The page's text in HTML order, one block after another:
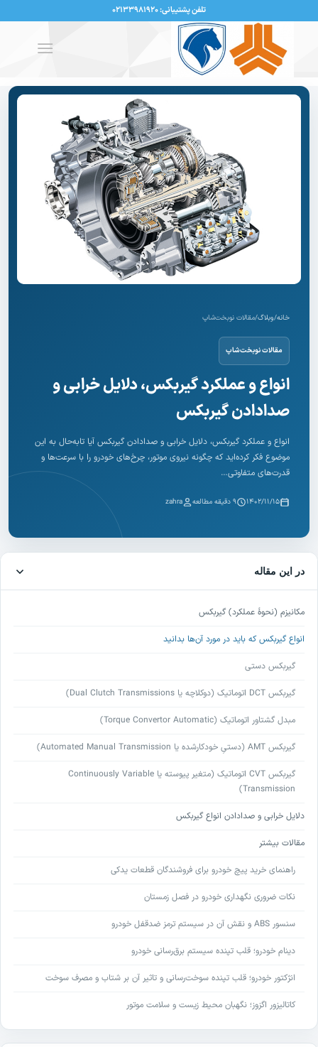
تلفن پشتیبانی: ۰۲۱۳۳۹۸۱۹۲۰
خانه/وبلاگ/مقالات نوبخت‌شاپ
مقالات نوبخت‌شاپ
انواع و عملکرد گیربکس، دلایل خرابی و
صدادادن گیربکس
انواع و عملکرد گیربکس، دلایل خرابی و صدادادن گیربکس آیا تابه‌حال به این
موضوع فکر کرده‌اید که چگونه نیروی موتور، چرخ‌های خودرو را با سرعت‌ها و
قدرت‌های متفاوتی…
۱۴۰۲/۱۱/۱۵ ۹ دقیقه مطالعه zahra
در این مقاله
مکانیزم (نحوۀ عملکرد) گیربکس
انواع گیربکس که باید در مورد آن‌ها بدانید
گیربکس دستی
گیربکس DCT اتوماتیک (دوکلاچه یا Dual Clutch Transmissions)
مبدل گشتاور اتوماتیک (Torque Convertor Automatic)
گیربکس AMT (دستیِ خودکارشده یا Automated Manual Transmission)
گیربکس CVT اتوماتیک (متغیر پیوسته یا Continuously Variable
Transmission)
دلایل خرابی و صدادادن انواع گیربکس
مقالات بیشتر
راهنمای خرید پیچ خودرو برای فروشندگان قطعات یدکی
نکات ضروری نگهداری خودرو در فصل زمستان
سنسور ABS و نقش آن در سیستم ترمز ضدقفل خودرو
دینام خودرو؛ قلب تپنده سیستم برق‌رسانی خودرو
انژکتور خودرو؛ قلب تپنده سوخت‌رسانی و تاثیر آن بر شتاب و مصرف سوخت
کاتالیزور اگزوز؛ نگهبان محیط زیست و سلامت موتور